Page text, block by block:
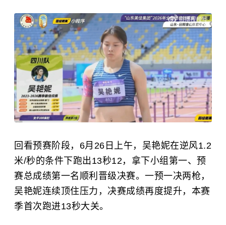
回看预赛阶段，6月26日上午，吴艳妮在逆风1.2
米/秒的条件下跑出13秒12，拿下小组第一、预
赛总成绩第一名顺利晋级决赛。一预一决两枪，
吴艳妮连续顶住压力，决赛成绩再度提升，本赛
季首次跑进13秒大关。